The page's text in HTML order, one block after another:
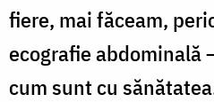
fiere, mai făceam,
ecografie abdominală
cum sunt cu